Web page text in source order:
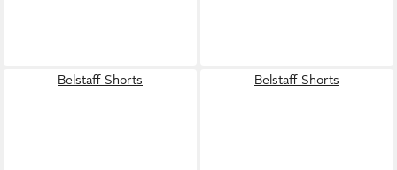
Belstaff Shorts Belstaff Shorts